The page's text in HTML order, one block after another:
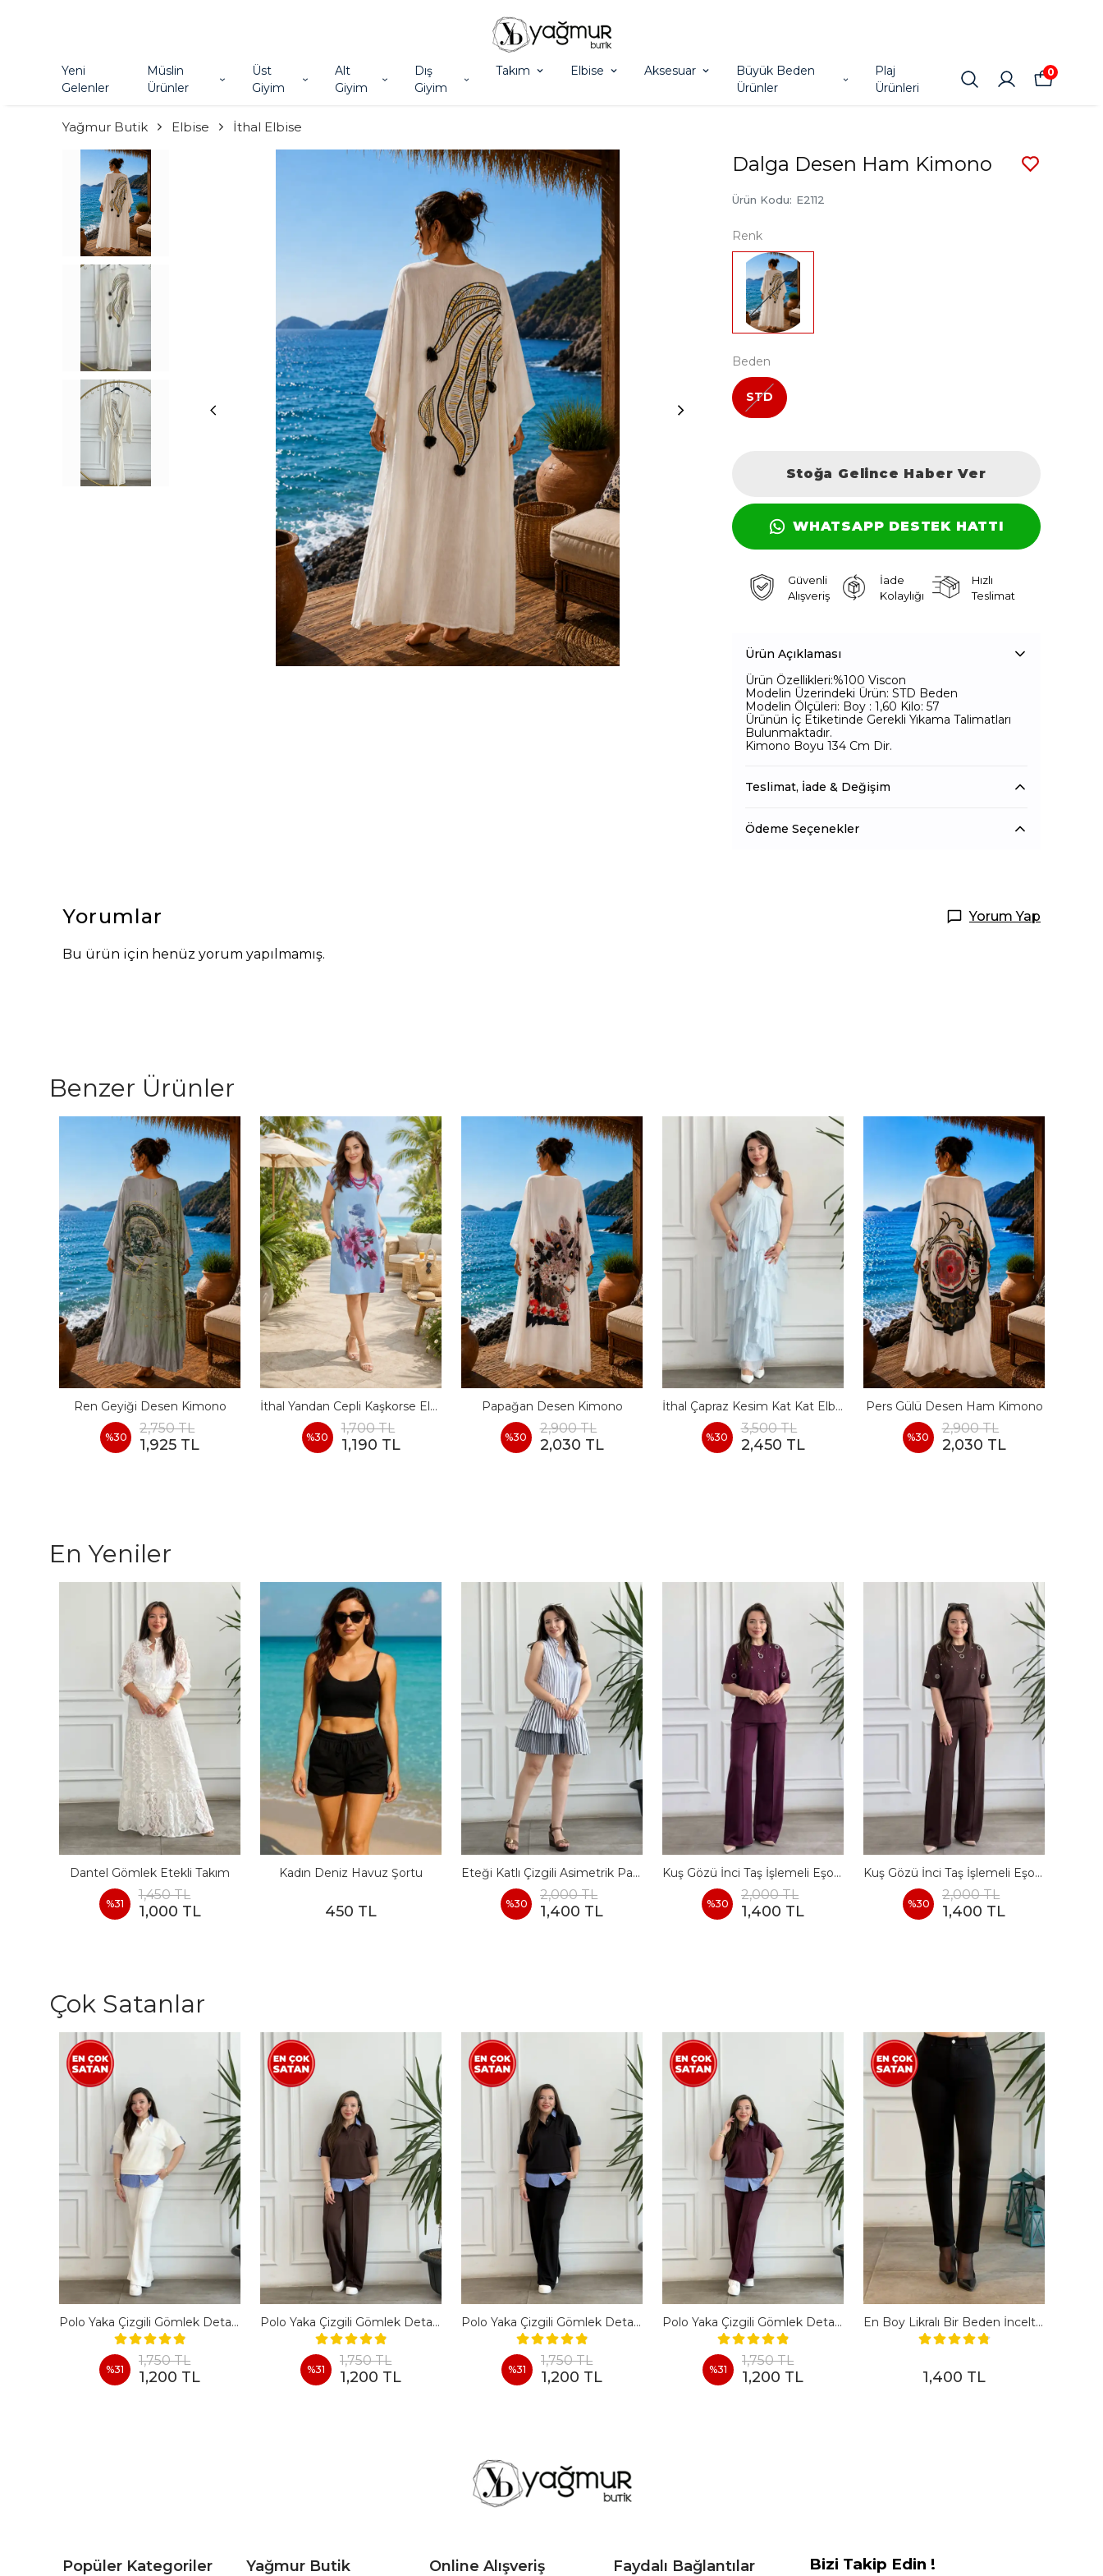
Yeni
Gelenler
Müslin
Ürünler
Üst
Giyim
Alt
Giyim
Dış
Giyim
Takım Elbise Aksesuar
Büyük Beden
Ürünler
Plaj
Ürünleri
0
Yağmur Butik Elbise İthal Elbise
Dalga Desen Ham Kimono
Ürün Kodu: E2112
Renk
Beden
STD
Stoğa Gelince Haber Ver
WHATSAPP DESTEK HATTI
Güvenli
Alışveriş
İade
Kolaylığı
Hızlı
Teslimat
Ürün Açıklaması
Ürün Özellikleri:%100 Viscon
Modelin Üzerindeki Ürün: STD Beden
Modelin Ölçüleri: Boy : 1,60 Kilo: 57
Ürünün İç Etiketinde Gerekli Yıkama Talimatları
Bulunmaktadır.
Kimono Boyu 134 Cm Dir.
Teslimat, İade & Değişim
Ödeme Seçenekler
Yorumlar Yorum Yap
Bu ürün için henüz yorum yapılmamış.
Benzer Ürünler
Ren Geyiği Desen Kimono
%30
2,750 TL
1,925 TL
İthal Yandan Cepli Kaşkorse Elbise
%30
1,700 TL
1,190 TL
Papağan Desen Kimono
%30
2,900 TL
2,030 TL
İthal Çapraz Kesim Kat Kat Elbise
%30
3,500 TL
2,450 TL
Pers Gülü Desen Ham Kimono
%30
2,900 TL
2,030 TL
En Yeniler
Dantel Gömlek Etekli Takım
%31
1,450 TL
1,000 TL
Kadın Deniz Havuz Şortu
450 TL
Eteği Katlı Çizgili Asimetrik Pamuk Elbise
%30
2,000 TL
1,400 TL
Kuş Gözü İnci Taş İşlemeli Eşofman Takımı - BORDO
%30
2,000 TL
1,400 TL
Kuş Gözü İnci Taş İşlemeli Eşofman Takımı - KAHVERENGI
%30
2,000 TL
1,400 TL
Çok Satanlar
Polo Yaka Çizgili Gömlek Detaylı Kısa Kollu Takım - BEYAZ
%31
1,750 TL
1,200 TL
Polo Yaka Çizgili Gömlek Detaylı Kısa Kollu Takım - KAHVERENGI
%31
1,750 TL
1,200 TL
Polo Yaka Çizgili Gömlek Detaylı Kısa Kollu Takım - SIYAH
%31
1,750 TL
1,200 TL
Polo Yaka Çizgili Gömlek Detaylı Kısa Kollu Takım - BORDO
%31
1,750 TL
1,200 TL
En Boy Likralı Bir Beden İncelten Pantolon - SIYAH
1,400 TL
Popüler Kategoriler Yağmur Butik Online Alışveriş Faydalı Bağlantılar Bizi Takip Edin !